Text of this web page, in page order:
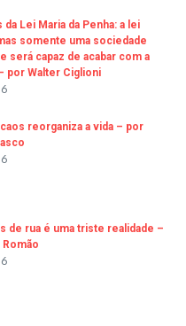
da Lei Maria da Penha: a lei
somente uma sociedade
será capaz de acabar com a
por Walter Ciglioni
reorganiza a vida – por
de rua é uma triste realidade –